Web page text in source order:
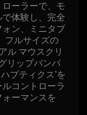
ーラーで、モ
体験し、完全
ン、ミニタブ
フルサイズの
ル マウスクリ
リップバンパ
プティクス*を
コントローラ
ーマンスを